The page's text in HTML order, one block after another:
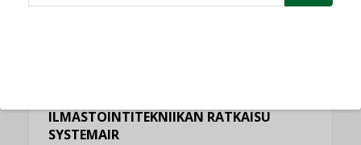
ILMASTOINTITEKNIIKAN RATKAISU
SYSTEMAIR